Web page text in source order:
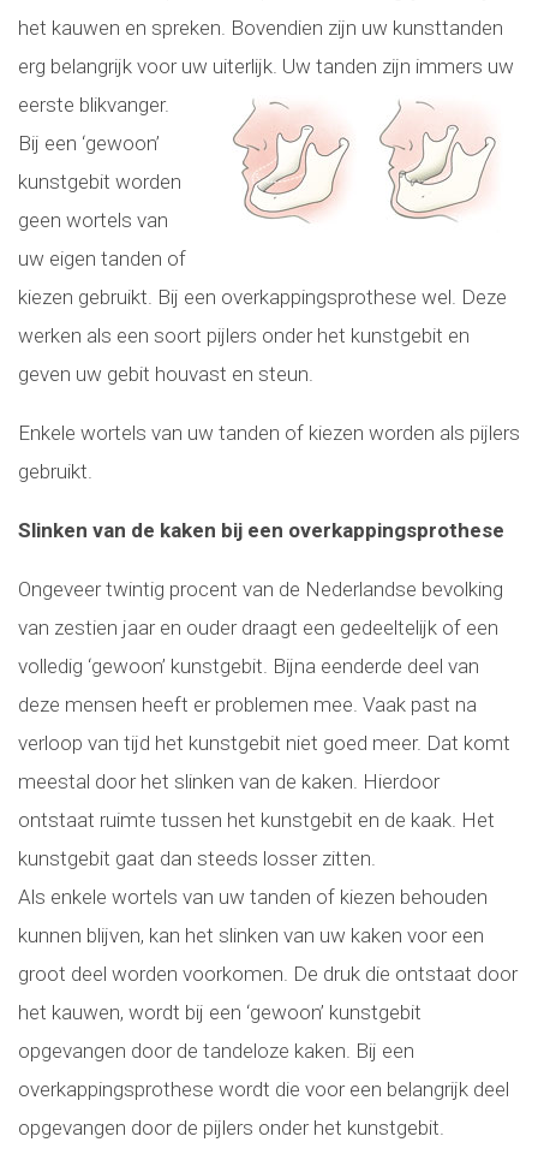
het kauwen en spreken. Bovendien zijn uw kunsttanden
erg belangrijk voor uw uiterlijk. Uw tanden zijn immers uw
eerste blikvanger.
Bij een ‘gewoon’
kunstgebit worden
geen wortels van
uw eigen tanden of
kiezen gebruikt. Bij een overkappingsprothese wel. Deze
werken als een soort pijlers onder het kunstgebit en
geven uw gebit houvast en steun.
Enkele wortels van uw tanden of kiezen worden als pijlers
gebruikt.
Slinken van de kaken bij een overkappingsprothese
Ongeveer twintig procent van de Nederlandse bevolking
van zestien jaar en ouder draagt een gedeeltelijk of een
volledig ‘gewoon’ kunstgebit. Bijna eenderde deel van
deze mensen heeft er problemen mee. Vaak past na
verloop van tijd het kunstgebit niet goed meer. Dat komt
meestal door het slinken van de kaken. Hierdoor
ontstaat ruimte tussen het kunstgebit en de kaak. Het
kunstgebit gaat dan steeds losser zitten.
Als enkele wortels van uw tanden of kiezen behouden
kunnen blijven, kan het slinken van uw kaken voor een
groot deel worden voorkomen. De druk die ontstaat door
het kauwen, wordt bij een ‘gewoon’ kunstgebit
opgevangen door de tandeloze kaken. Bij een
overkappingsprothese wordt die voor een belangrijk deel
opgevangen door de pijlers onder het kunstgebit.